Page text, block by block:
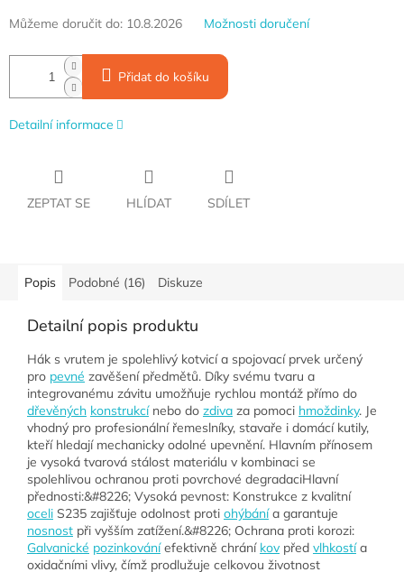
Měrná
cena:
Můžeme doručit do: 10.8.2026 Možnosti doručení
Přidat do košíku
Detailní informace
ZEPTAT SE HLÍDAT SDÍLET
Popis Podobné (16) Diskuze
Detailní popis produktu
Hák s vrutem je spolehlivý kotvicí a spojovací prvek určený
pro pevné zavěšení předmětů. Díky svému tvaru a
integrovanému závitu umožňuje rychlou montáž přímo do
dřevěných konstrukcínebo do zdiva za pomoci hmoždinky. Je
vhodný pro profesionální řemeslníky, stavaře i domácí kutily,
kteří hledají mechanicky odolné upevnění. Hlavním přínosem
je vysoká tvarová stálost materiálu v kombinaci se
spolehlivou ochranou proti povrchové degradaciHlavní
přednosti:&#8226; Vysoká pevnost: Konstrukce z kvalitní
oceli S235 zajišťuje odolnost proti ohýbánía garantuje
nosnost při vyšším zatížení.&#8226; Ochrana proti korozi:
Galvanické pozinkováníefektivně chrání kov před vlhkostía
oxidačními vlivy, čímž prodlužuje celkovou životnost